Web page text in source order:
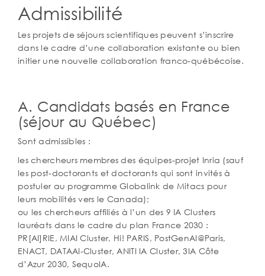
Admissibilité
Les projets de séjours scientifiques peuvent s’inscrire
dans le cadre d’une collaboration existante ou bien
initier une nouvelle collaboration franco-québécoise.
A. Candidats basés en France
(séjour au Québec)
Sont admissibles :
les chercheurs membres des équipes-projet Inria (sauf
les post-doctorants et doctorants qui sont invités à
postuler au programme Globalink de Mitacs pour
leurs mobilités vers le Canada);
ou les chercheurs affiliés à l’un des 9 IA Clusters
lauréats dans le cadre du plan France 2030 :
PR[AI]RIE, MIAI Cluster, Hi! PARIS, PostGenAI@Paris,
ENACT, DATAAI-Cluster, ANITI IA Cluster, 3IA Côte
d’Azur 2030, SequoIA.